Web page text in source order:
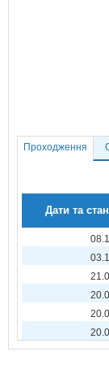
Проходження
Дати та